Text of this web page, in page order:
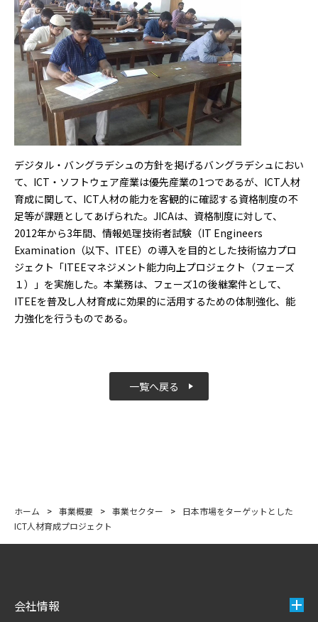
デジタル・バングラデシュの方針を掲げるバングラデシュにおい
て、ICT・ソフトウェア産業は優先産業の1つであるが、ICT人材
育成に関して、ICT人材の能力を客観的に確認する資格制度の不
足等が課題としてあげられた。JICAは、資格制度に対して、
2012年から3年間、情報処理技術者試験（IT Engineers
Examination（以下、ITEE）の導入を目的とした技術協力プロ
ジェクト「ITEEマネジメント能力向上プロジェクト（フェーズ
１）」を実施した。本業務は、フェーズ1の後継案件として、
ITEEを普及し人材育成に効果的に活用するための体制強化、能
力強化を行うものである。
一覧へ戻る
ホーム > 事業概要 > 事業セクター >
日本市場をターゲットとした
ICT人材育成プロジェクト
会社情報